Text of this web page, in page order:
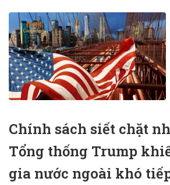
Chính sách siết chặt
Tổng thống Trump
gia nước ngoài khó